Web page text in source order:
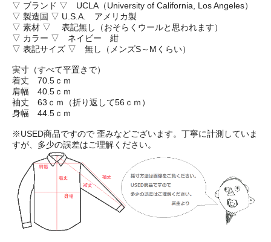
▽ ブランド ▽ UCLA（University of California, Los Angeles）
▽ 製造国 ▽ U.S.A. アメリカ製
▽ 素材 ▽ 表記無し（おそらくウールと思われます）
▽ カラー ▽ ネイビー 紺
▽ 表記サイズ ▽ 無し（メンズS～Mくらい）
実寸（すべて平置きで）
着丈 70.5ｃｍ
肩幅 40.5ｃｍ
袖丈 63ｃｍ（折り返して56ｃｍ）
身幅 44.5ｃｍ
※USED商品ですので 歪みなどございます。丁寧に計測していま
すが、多少の誤差はご理解ください。